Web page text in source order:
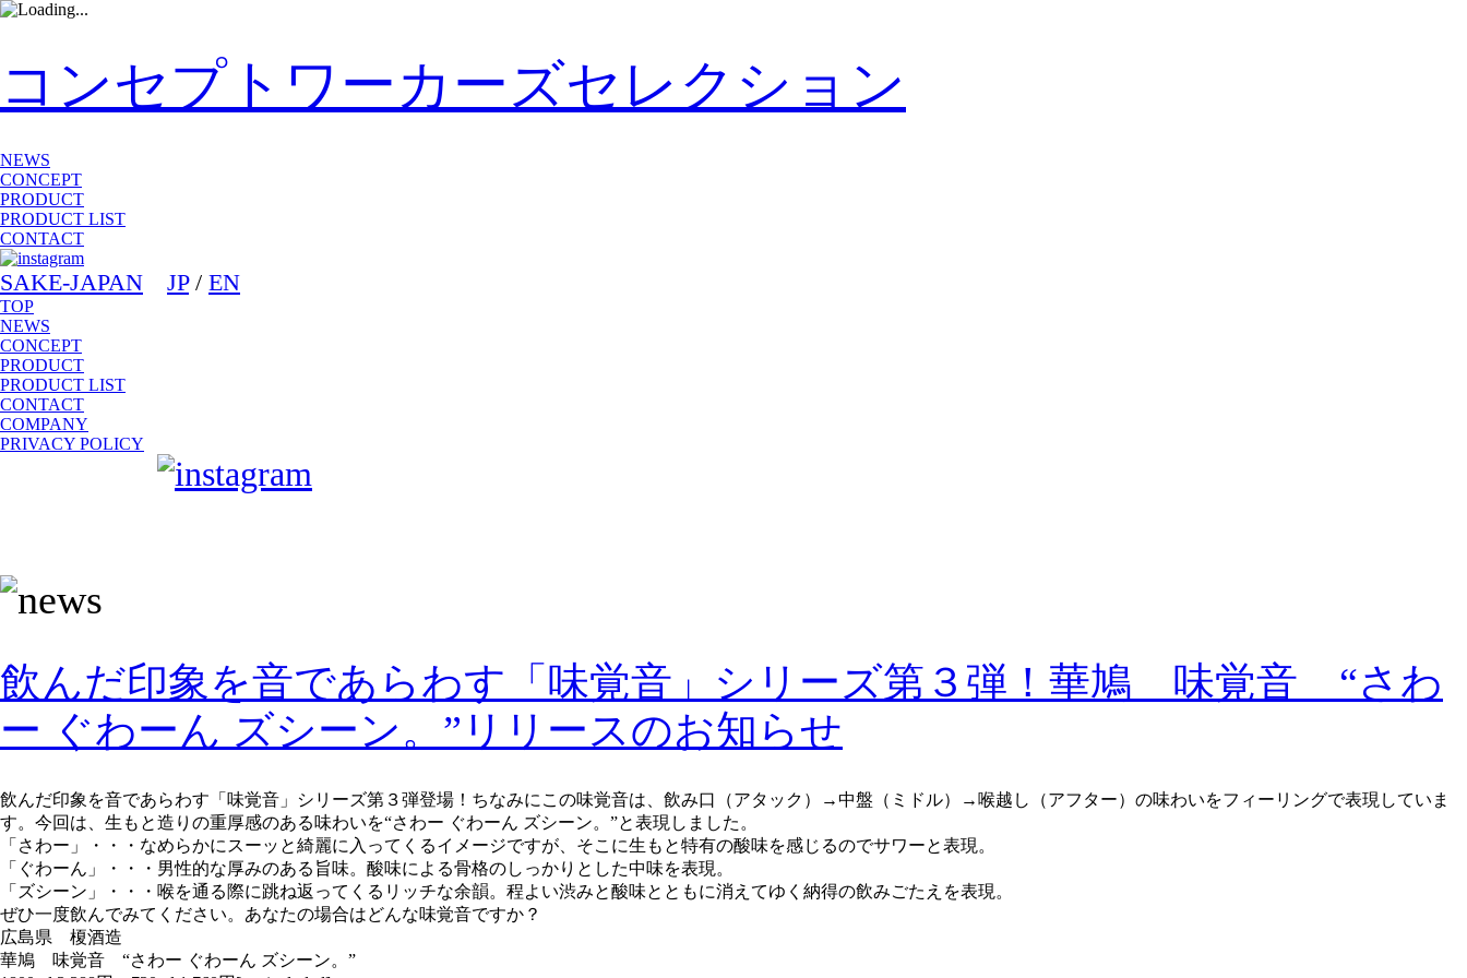
コンセプトワーカーズセレクション
NEWS
CONCEPT
PRODUCT
PRODUCT LIST
CONTACT
SAKE-JAPAN JP/ EN
TOP
NEWS
CONCEPT
PRODUCT
PRODUCT LIST
CONTACT
COMPANY
PRIVACY POLICY
飲んだ印象を音であらわす「味覚音」シリーズ第３弾！華鳩 味覚音 “さわ
ー ぐわーん ズシーン。”リリースのお知らせ
飲んだ印象を音であらわす「味覚音」シリーズ第３弾登場！ちなみにこの味覚音は、飲み口（アタック）→中盤（ミドル）→喉越し（アフター）の味わいをフィーリングで表現していま
す。今回は、生もと造りの重厚感のある味わいを“さわー ぐわーん ズシーン。”と表現しました。
「さわー」・・・なめらかにスーッと綺麗に入ってくるイメージですが、そこに生もと特有の酸味を感じるのでサワーと表現。
「ぐわーん」・・・男性的な厚みのある旨味。酸味による骨格のしっかりとした中味を表現。
「ズシーン」・・・喉を通る際に跳ね返ってくるリッチな余韻。程よい渋みと酸味とともに消えてゆく納得の飲みごたえを表現。
ぜひ一度飲んでみてください。あなたの場合はどんな味覚音ですか？
広島県 榎酒造
華鳩 味覚音 “さわー ぐわーん ズシーン。”